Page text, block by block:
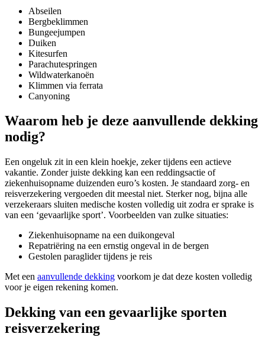
Abseilen
Bergbeklimmen
Bungeejumpen
Duiken
Kitesurfen
Parachutespringen
Wildwaterkanoën
Klimmen via ferrata
Canyoning
Waarom heb je deze aanvullende dekking
nodig?
Een ongeluk zit in een klein hoekje, zeker tijdens een actieve
vakantie. Zonder juiste dekking kan een reddingsactie of
ziekenhuisopname duizenden euro’s kosten. Je standaard zorg- en
reisverzekering vergoeden dit meestal niet. Sterker nog, bijna alle
verzekeraars sluiten medische kosten volledig uit zodra er sprake is
van een ‘gevaarlijke sport’. Voorbeelden van zulke situaties:
Ziekenhuisopname na een duikongeval
Repatriëring na een ernstig ongeval in de bergen
Gestolen paraglider tijdens je reis
Met een aanvullende dekking voorkom je dat deze kosten volledig
voor je eigen rekening komen.
Dekking van een gevaarlijke sporten
reisverzekering